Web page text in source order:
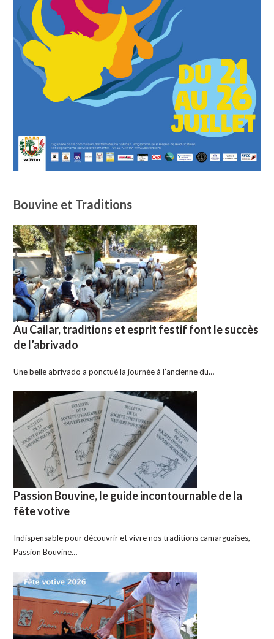
Bouvine et Traditions
Au Cailar, traditions et esprit festif font le succès
de l’abrivado
Une belle abrivado a ponctué la journée à l’ancienne du…
Passion Bouvine, le guide incontournable de la
fête votive
Indispensable pour découvrir et vivre nos traditions camarguaises,
Passion Bouvine…